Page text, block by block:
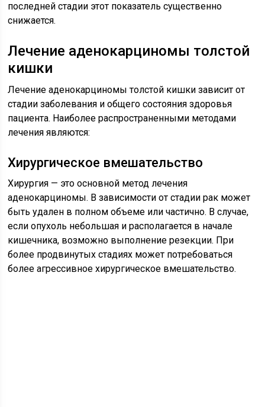
последней стадии этот показатель существенно
снижается.
Лечение аденокарциномы толстой
кишки
Лечение аденокарциномы толстой кишки зависит от
стадии заболевания и общего состояния здоровья
пациента. Наиболее распространенными методами
лечения являются:
Хирургическое вмешательство
Хирургия — это основной метод лечения
аденокарциномы. В зависимости от стадии рак может
быть удален в полном объеме или частично. В случае,
если опухоль небольшая и располагается в начале
кишечника, возможно выполнение резекции. При
более продвинутых стадиях может потребоваться
более агрессивное хирургическое вмешательство.